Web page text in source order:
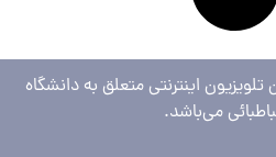
اینترنتی متعلق به دانشگاه
می‌باشد.